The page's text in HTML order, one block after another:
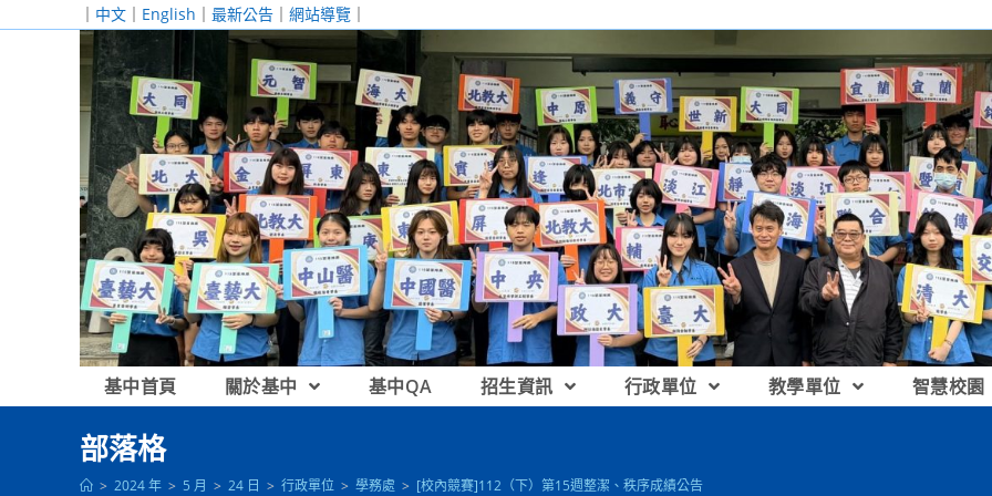
｜ 中文 ｜ English ｜ 最新公告 ｜ 網站導覽 ｜
基中首頁 關於基中 基中QA 招生資訊 行政單位 教學單位 智慧校園
部落格
> 2024 年 > 5 月 > 24 日 > 行政單位 > 學務處 > [校內競賽]112（下）第15週整潔、秩序成績公告